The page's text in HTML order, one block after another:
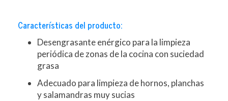
Características del producto:
Desengrasante enérgico para la limpieza
periódica de zonas de la cocina con suciedad
grasa
Adecuado para limpieza de hornos, planchas
y salamandras muy sucias